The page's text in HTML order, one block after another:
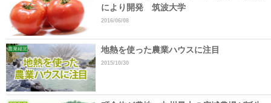
により開発 筑波大学
2016/06/08
地熱を使った農業ハウスに注目
2015/10/30